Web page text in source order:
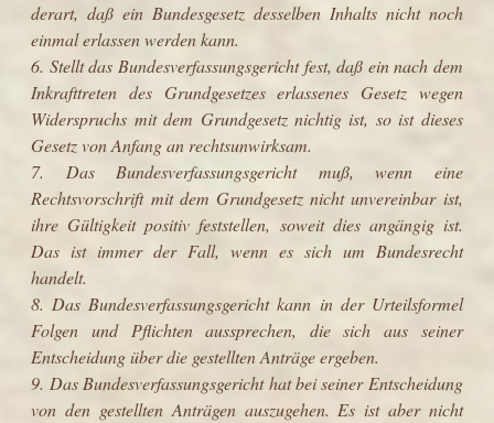
derart, daß ein Bundesgesetz desselben Inhalts nicht noch
einmal erlassen werden kann.
6. Stellt das Bundesverfassungsgericht fest, daß ein nach dem
Inkrafttreten des Grundgesetzes erlassenes Gesetz wegen
Widerspruchs mit dem Grundgesetz nichtig ist, so ist dieses
Gesetz von Anfang an rechtsunwirksam.
7. Das Bundesverfassungsgericht muß, wenn eine
Rechtsvorschrift mit dem Grundgesetz nicht unvereinbar ist,
ihre Gültigkeit positiv feststellen, soweit dies angängig ist.
Das ist immer der Fall, wenn es sich um Bundesrecht
handelt.
8. Das Bundesverfassungsgericht kann in der Urteilsformel
Folgen und Pflichten aussprechen, die sich aus seiner
Entscheidung über die gestellten Anträge ergeben.
9. Das Bundesverfassungsgericht hat bei seiner Entscheidung
von den gestellten Anträgen auszugehen. Es ist aber nicht